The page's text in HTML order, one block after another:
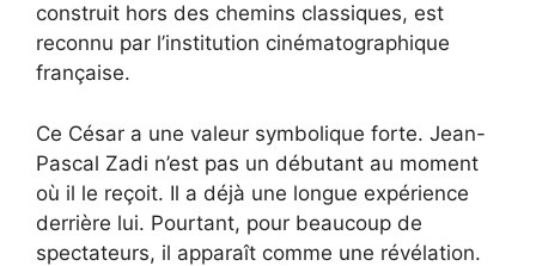
construit hors des chemins classiques, est
reconnu par l’institution cinématographique
française.
Ce César a une valeur symbolique forte. Jean-
Pascal Zadi n’est pas un débutant au moment
où il le reçoit. Il a déjà une longue expérience
derrière lui. Pourtant, pour beaucoup de
spectateurs, il apparaît comme une révélation.